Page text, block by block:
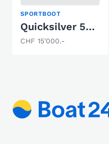
SPORTBOOT
Quicksilver 555 Commander
CHF 15'000.-